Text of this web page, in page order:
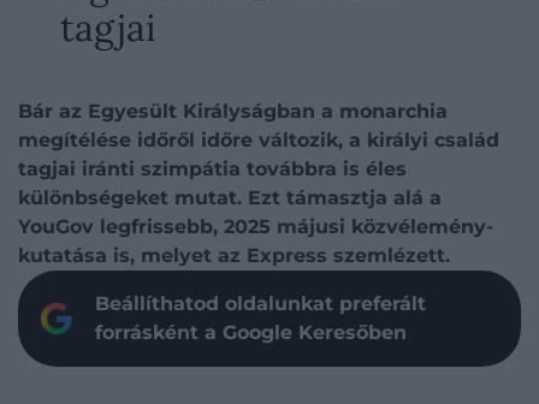
tagjai
Bár az Egyesült Királyságban a monarchia
megítélése időről időre változik, a királyi család
tagjai iránti szimpátia továbbra is éles
különbségeket mutat. Ezt támasztja alá a
YouGov legfrissebb, 2025 májusi közvélemény-
kutatása is, melyet az Express szemlézett.
Beállíthatod oldalunkat preferált
forrásként a Google Keresőben